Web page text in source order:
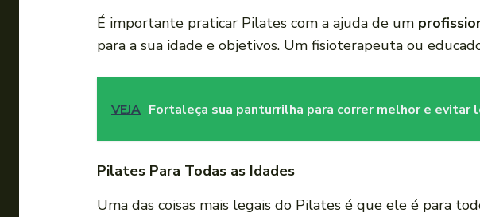
É importante praticar Pilates com a ajuda de um
para a sua idade e objetivos. Um fisioterapeuta ou
VEJA Fortaleça sua panturrilha para correr melhor e evitar
Pilates Para Todas as Idades
Uma das coisas mais legais do Pilates é que ele é para